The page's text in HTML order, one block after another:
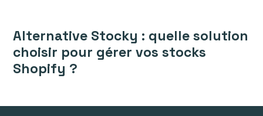
Alternative Stocky : quelle solution
choisir pour gérer vos stocks
Shopify ?